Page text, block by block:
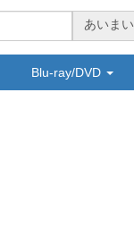
あいまい
Blu-ray/DVD